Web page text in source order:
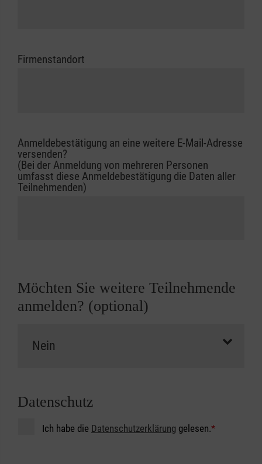
Firmenstandort
Anmeldebestätigung an eine weitere E-Mail-Adresse
versenden?
(Bei der Anmeldung von mehreren Personen
umfasst diese Anmeldebestätigung die Daten aller
Teilnehmenden)
Möchten Sie weitere Teilnehmende
anmelden? (optional)
Datenschutz
Ich habe die Datenschutzerklärung gelesen.*